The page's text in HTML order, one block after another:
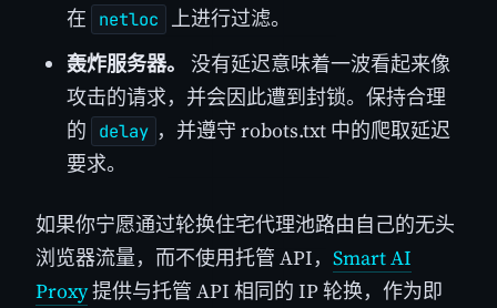
在
netloc
上进行过滤。
轰炸服务器。 没有延迟意味着一波看起来像
攻击的请求，并会因此遭到封锁。保持合理
的
delay ，并遵守 robots.txt 中的爬取延迟
要求。
如果你宁愿通过轮换住宅代理池路由自己的无头
浏览器流量，而不使用托管 API， Smart AI
Proxy提供与托管 API 相同的 IP 轮换，作为即